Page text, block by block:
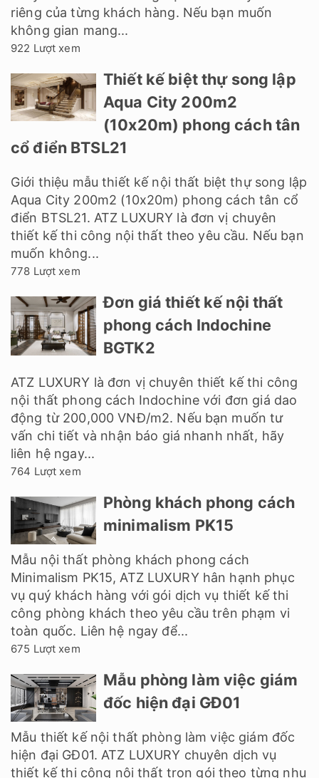
riêng của từng khách hàng. Nếu bạn muốn
không gian mang...
922 Lượt xem
Thiết kế biệt thự song lập
Aqua City 200m2
(10x20m) phong cách tân
cổ điển BTSL21
Giới thiệu mẫu thiết kế nội thất biệt thự song lập
Aqua City 200m2 (10x20m) phong cách tân cổ
điển BTSL21. ATZ LUXURY là đơn vị chuyên
thiết kế thi công nội thất theo yêu cầu. Nếu bạn
muốn không...
778 Lượt xem
Đơn giá thiết kế nội thất
phong cách Indochine
BGTK2
ATZ LUXURY là đơn vị chuyên thiết kế thi công
nội thất phong cách Indochine với đơn giá dao
động từ 200,000 VNĐ/m2. Nếu bạn muốn tư
vấn chi tiết và nhận báo giá nhanh nhất, hãy
liên hệ ngay...
764 Lượt xem
Phòng khách phong cách
minimalism PK15
Mẫu nội thất phòng khách phong cách
Minimalism PK15, ATZ LUXURY hân hạnh phục
vụ quý khách hàng với gói dịch vụ thiết kế thi
công phòng khách theo yêu cầu trên phạm vi
toàn quốc. Liên hệ ngay để...
675 Lượt xem
Mẫu phòng làm việc giám
đốc hiện đại GĐ01
Mẫu thiết kế nội thất phòng làm việc giám đốc
hiện đại GĐ01. ATZ LUXURY chuyên dịch vụ
thiết kế thi công nội thất trọn gói theo từng nhu